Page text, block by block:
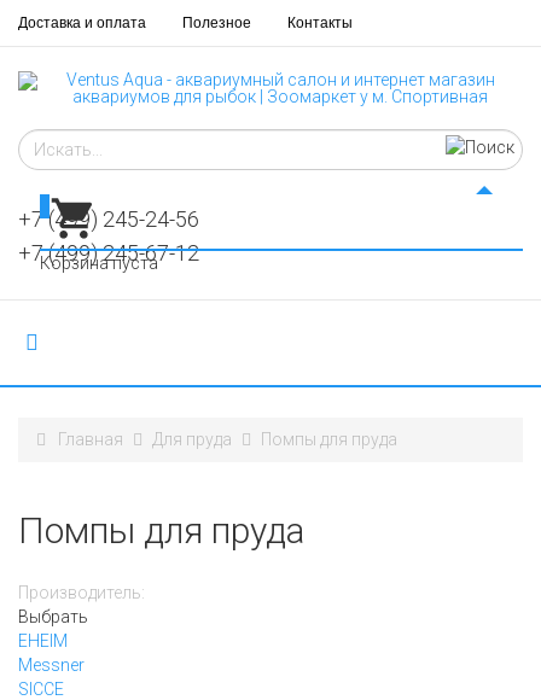
Доставка и оплата Полезное Контакты
+7 (499) 245-24-56
+7 (499) 245-67-12
Корзина пуста
Главная Для пруда Помпы для пруда
Помпы для пруда
Производитель:
Выбрать
EHEIM
Messner
SICCE